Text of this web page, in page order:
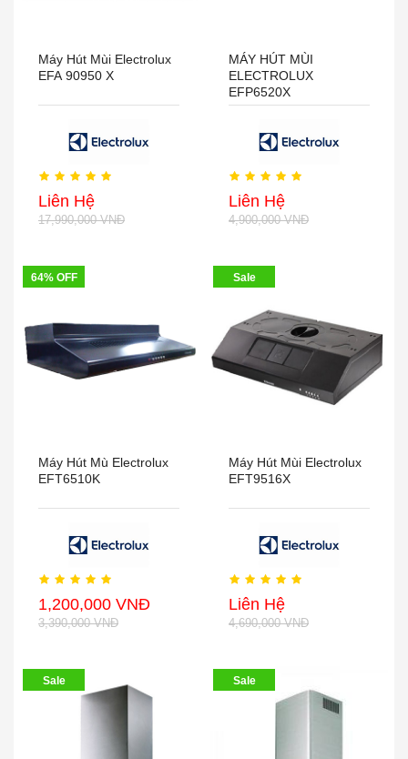
Máy Hút Mùi Electrolux
EFA 90950 X
Liên Hệ
17,990,000 VNĐ
MÁY HÚT MÙI
ELECTROLUX
EFP6520X
Liên Hệ
4,900,000 VNĐ
64% OFF
Máy Hút Mù Electrolux
EFT6510K
1,200,000 VNĐ
3,390,000 VNĐ
Sale
Máy Hút Mùi Electrolux
EFT9516X
Liên Hệ
4,690,000 VNĐ
Sale Sale